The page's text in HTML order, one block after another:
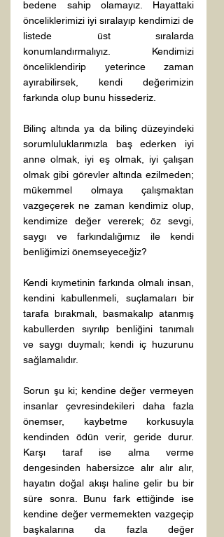
bedene sahip olamayız. Hayattaki
önceliklerimizi iyi sıralayıp kendimizi de
listede üst sıralarda
konumlandırmalıyız. Kendimizi
önceliklendirip yeterince zaman
ayırabilirsek, kendi değerimizin
farkında olup bunu hissederiz.
Bilinç altında ya da bilinç düzeyindeki
sorumluluklarımızla baş ederken iyi
anne olmak, iyi eş olmak, iyi çalışan
olmak gibi görevler altında ezilmeden;
mükemmel olmaya çalışmaktan
vazgeçerek ne zaman kendimiz olup,
kendimize değer vererek; öz sevgi,
saygı ve farkındalığımız ile kendi
benliğimizi önemseyeceğiz?
Kendi kıymetinin farkında olmalı insan,
kendini kabullenmeli, suçlamaları bir
tarafa bırakmalı, basmakalıp atanmış
kabullerden sıyrılıp benliğini tanımalı
ve saygı duymalı; kendi iç huzurunu
sağlamalıdır.
Sorun şu ki; kendine değer vermeyen
insanlar çevresindekileri daha fazla
önemser, kaybetme korkusuyla
kendinden ödün verir, geride durur.
Karşı taraf ise alma verme
dengesinden habersizce alır alır alır,
hayatın doğal akışı haline gelir bu bir
süre sonra. Bunu fark ettiğinde ise
kendine değer vermemekten vazgeçip
başkalarına da fazla değer